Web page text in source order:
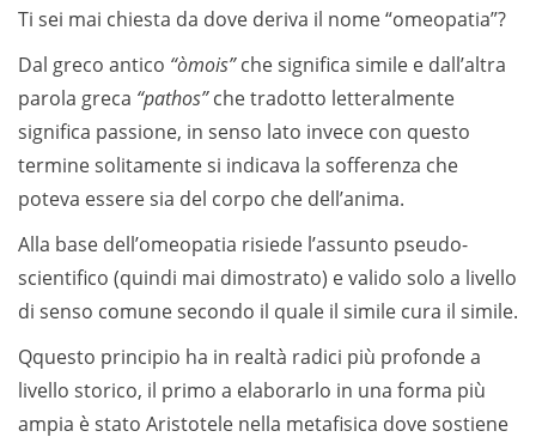
Ti sei mai chiesta da dove deriva il nome “omeopatia”?
Dal greco antico “òmois”che significa simile e dall’altra
parola greca “pathos”che tradotto letteralmente
significa passione, in senso lato invece con questo
termine solitamente si indicava la sofferenza che
poteva essere sia del corpo che dell’anima.
Alla base dell’omeopatia risiede l’assunto pseudo-
scientifico (quindi mai dimostrato) e valido solo a livello
di senso comune secondo il quale il simile cura il simile.
Qquesto principio ha in realtà radici più profonde a
livello storico, il primo a elaborarlo in una forma più
ampia è stato Aristotele nella metafisica dove sostiene